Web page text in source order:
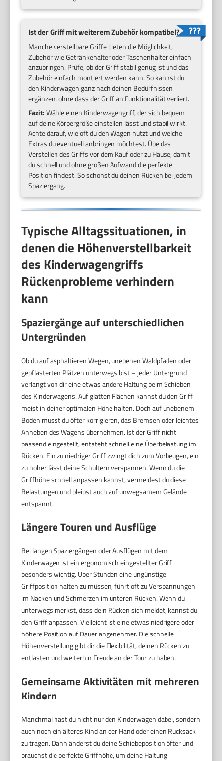
Ist der Griff mit weiterem Zubehör kompatibel?
Manche verstellbare Griffe bieten die Möglichkeit,
Zubehör wie Getränkehalter oder Taschenhalter einfach
anzubringen. Prüfe, ob der Griff stabil genug ist und das
Zubehör einfach montiert werden kann. So kannst du
den Kinderwagen ganz nach deinen Bedürfnissen
ergänzen, ohne dass der Griff an Funktionalität verliert.
Fazit:Wähle einen Kinderwagengriff, der sich bequem
auf deine Körpergröße einstellen lässt und stabil wirkt.
Achte darauf, wie oft du den Wagen nutzt und welche
Extras du eventuell anbringen möchtest. Übe das
Verstellen des Griffs vor dem Kauf oder zu Hause, damit
du schnell und ohne großen Aufwand die perfekte
Position findest. So schonst du deinen Rücken bei jedem
Spaziergang.
Typische Alltagssituationen, in
denen die Höhenverstellbarkeit
des Kinderwagengriffs
Rückenprobleme verhindern
kann
Spaziergänge auf unterschiedlichen
Untergründen
Ob du auf asphaltieren Wegen, unebenen Waldpfaden oder
gepflasterten Plätzen unterwegs bist – jeder Untergrund
verlangt von dir eine etwas andere Haltung beim Schieben
des Kinderwagens. Auf glatten Flächen kannst du den Griff
meist in deiner optimalen Höhe halten. Doch auf unebenem
Boden musst du öfter korrigieren, das Bremsen oder leichtes
Anheben des Wagens übernehmen. Ist der Griff nicht
passend eingestellt, entsteht schnell eine Überbelastung im
Rücken. Ein zu niedriger Griff zwingt dich zum Vorbeugen, ein
zu hoher lässt deine Schultern verspannen. Wenn du die
Griffhöhe schnell anpassen kannst, vermeidest du diese
Belastungen und bleibst auch auf unwegsamem Gelände
entspannt.
Längere Touren und Ausflüge
Bei langen Spaziergängen oder Ausflügen mit dem
Kinderwagen ist ein ergonomisch eingestellter Griff
besonders wichtig. Über Stunden eine ungünstige
Griffposition halten zu müssen, führt oft zu Verspannungen
im Nacken und Schmerzen im unteren Rücken. Wenn du
unterwegs merkst, dass dein Rücken sich meldet, kannst du
den Griff anpassen. Vielleicht ist eine etwas niedrigere oder
höhere Position auf Dauer angenehmer. Die schnelle
Höhenverstellung gibt dir die Flexibilität, deinen Rücken zu
entlasten und weiterhin Freude an der Tour zu haben.
Gemeinsame Aktivitäten mit mehreren
Kindern
Manchmal hast du nicht nur den Kinderwagen dabei, sondern
auch noch ein älteres Kind an der Hand oder einen Rucksack
zu tragen. Dann änderst du deine Schiebeposition öfter und
brauchst die perfekte Griffhöhe, um deine Haltung